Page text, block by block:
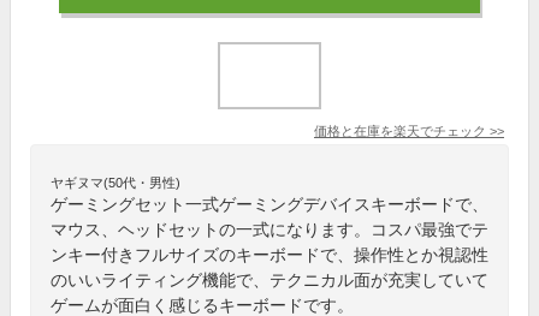
価格と在庫を楽天でチェック >>
ヤギヌマ(50代・男性)
ゲーミングセット一式ゲーミングデバイスキーボードで、
マウス、ヘッドセットの一式になります。コスパ最強でテ
ンキー付きフルサイズのキーボードで、操作性とか視認性
のいいライティング機能で、テクニカル面が充実していて
ゲームが面白く感じるキーボードです。